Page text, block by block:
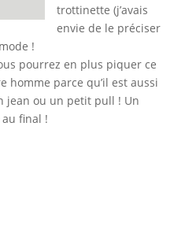
trottinette (j’avais
envie de le préciser
!
pourrez en plus piquer ce
parce qu’il est aussi
jean ou un petit pull ! Un
final !